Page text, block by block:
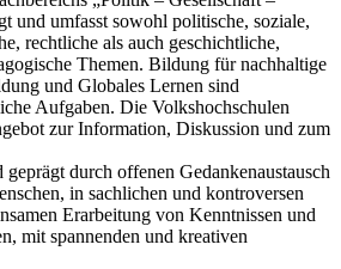
und umfasst sowohl politische, soziale,
rechtliche als auch geschichtliche,
Themen. Bildung für nachhaltige
und Globales Lernen sind
Aufgaben. Die Volkshochschulen
zur Information, Diskussion und zum
durch offenen Gedankenaustausch
in sachlichen und kontroversen
Erarbeitung von Kenntnissen und
mit spannenden und kreativen